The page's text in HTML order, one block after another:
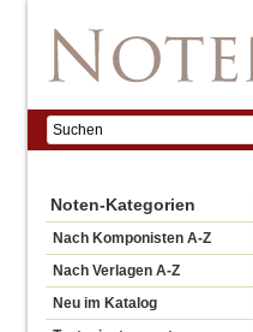
Noten-Kategorien
Nach Komponisten A-Z
Nach Verlagen A-Z
Neu im Katalog